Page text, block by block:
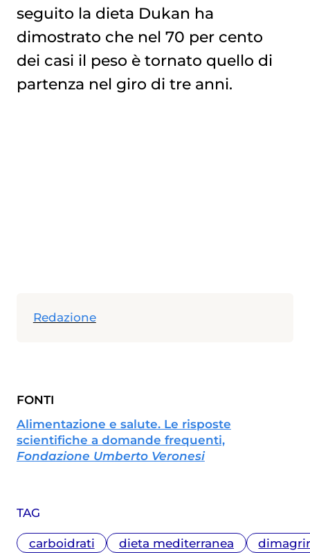
TAG
carboidrati dieta mediterranea
seguito la dieta Dukan ha
dimostrato che nel 70 per cento
dei casi il peso è tornato quello di
partenza nel giro di tre anni.
Redazione
FONTI
Alimentazione e salute. Le risposte
scientifiche a domande frequenti,
Fondazione Umberto Veronesi